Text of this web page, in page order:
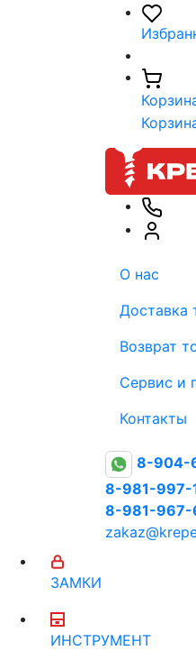
О нас
Доставка
Возврат
Сервис и
Контакты
8-904-
8-981-997-
8-981-
ЗАМКИ
ИНСТРУМЕНТ